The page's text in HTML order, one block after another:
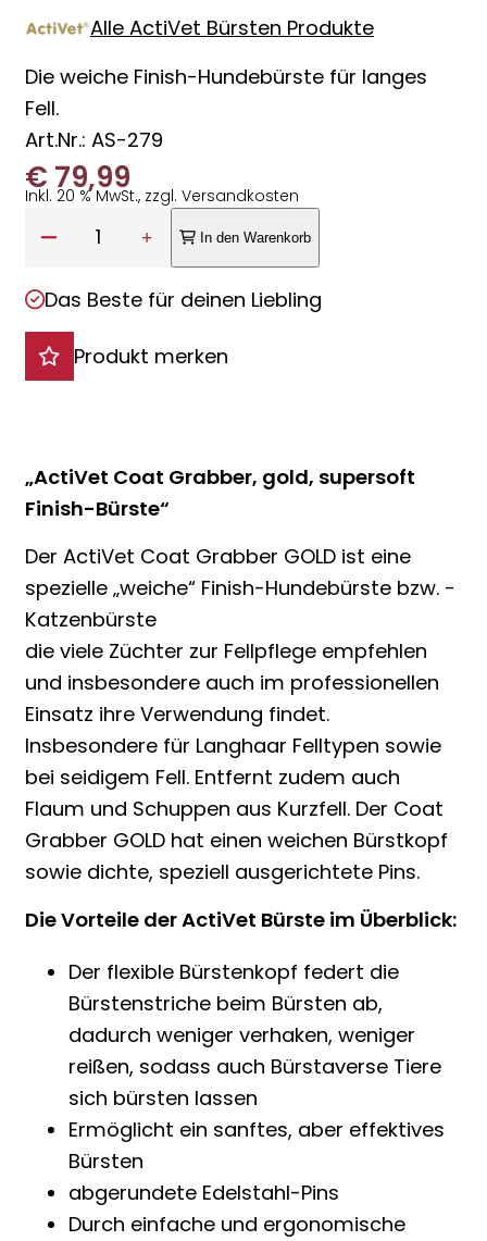
Alle ActiVet Bürsten Produkte
Die weiche Finish-Hundebürste für langes
Fell.
Art.Nr.: AS-279
€ 79,99
Inkl. 20 % MwSt., zzgl. Versandkosten
1 In den Warenkorb
Das Beste für deinen Liebling
Produkt merken
„ActiVet Coat Grabber, gold, supersoft
Finish-Bürste“
Der ActiVet Coat Grabber GOLD ist eine
spezielle „weiche“ Finish-Hundebürste bzw. -
Katzenbürste
die viele Züchter zur Fellpflege empfehlen
und insbesondere auch im professionellen
Einsatz ihre Verwendung findet.
Insbesondere für Langhaar Felltypen sowie
bei seidigem Fell. Entfernt zudem auch
Flaum und Schuppen aus Kurzfell. Der Coat
Grabber GOLD hat einen weichen Bürstkopf
sowie dichte, speziell ausgerichtete Pins.
Die Vorteile der ActiVet Bürste im Überblick:
Der flexible Bürstenkopf federt die
Bürstenstriche beim Bürsten ab,
dadurch weniger verhaken, weniger
reißen, sodass auch Bürstaverse Tiere
sich bürsten lassen
Ermöglicht ein sanftes, aber effektives
Bürsten
abgerundete Edelstahl-Pins
Durch einfache und ergonomische